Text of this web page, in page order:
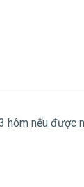
hôm nếu được